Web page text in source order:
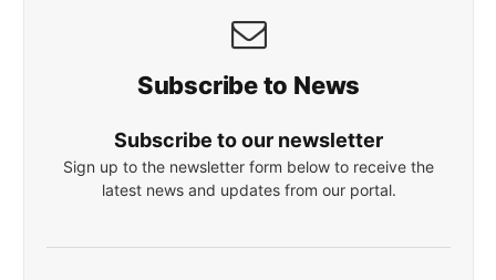
Subscribe to News
Subscribe to our newsletter
Sign up to the newsletter form below to receive the
latest news and updates from our portal.